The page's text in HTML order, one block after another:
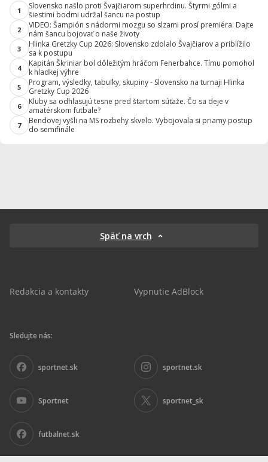
1
Slovensko našlo proti Švajčiarom superhrdinu. Štyrmi gólmi a
šiestimi bodmi udržal šancu na postup
2
VIDEO: Šampión s nádormi mozgu so slzami prosí premiéra: Dajte
nám šancu bojovať o naše životy
3
Hlinka Gretzky Cup 2026: Slovensko zdolalo Švajčiarov a priblížilo
sa k postupu
4
Kapitán Škriniar bol dôležitým hráčom Fenerbahce. Tímu pomohol
k hladkej výhre
5
Program, výsledky, tabuľky, skupiny - Slovensko na turnaji Hlinka
Gretzky Cup 2026
6
Kluby sa odhlasujú tesne pred štartom súťaže. Čo sa deje v
amatérskom futbale?
7
Bendovej vyšli na MS rozbehy skvelo. Vybojovala si priamy postup
do semifinále
Späť na vrch
Redakcia a kontakty Vypnutie AdBlock
Sledujte nás:
sportnet.sk sportnet.sk
Sportnet sportnet_sk
futbalnet.sk